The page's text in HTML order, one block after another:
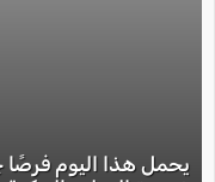
يحمل هذا اليوم فرصًا